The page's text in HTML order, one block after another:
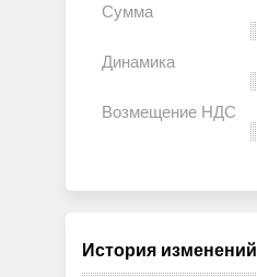
История изменений